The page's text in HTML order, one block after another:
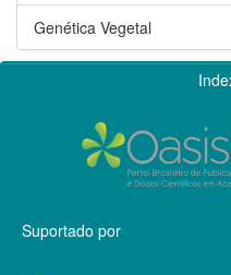
Genética Vegetal
Suportado por